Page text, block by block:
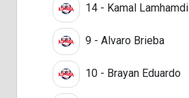
14 - Kamal Lamhamdi
9 - Alvaro Brieba
10 - Brayan Eduardo